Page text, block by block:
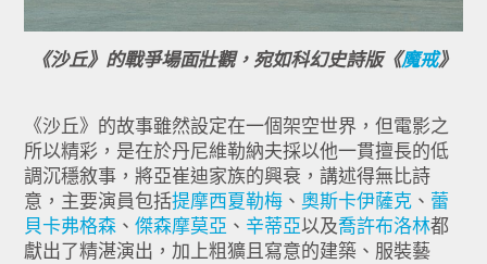
《沙丘》的戰爭場面壯觀，宛如科幻史詩版《魔戒》
《沙丘》的故事雖然設定在一個架空世界，但電影之
所以精彩，是在於丹尼維勒納夫採以他一貫擅長的低
調沉穩敘事，將亞崔迪家族的興衰，講述得無比詩
意，主要演員包括提摩西夏勒梅 、奧斯卡伊薩克 、 蕾
貝卡弗格森 、傑森摩莫亞 、 辛蒂亞以及喬許布洛林都
獻出了精湛演出，加上粗獷且寫意的建築、服裝藝